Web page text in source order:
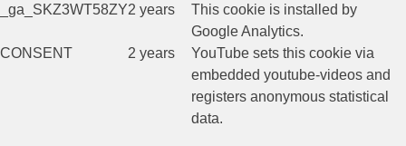
_ga_SKZ3WT58ZY2 years
This cookie is installed by
Google Analytics.
CONSENT
2 years
YouTube sets this cookie via
embedded youtube-videos and
registers anonymous statistical
data.